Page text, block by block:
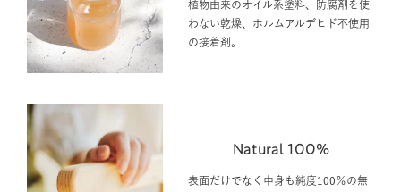
植物由来のオイル系塗料、防腐剤を使
わない乾燥、ホルムアルデヒド不使用
の接着剤。
Natural 100%
表面だけでなく中身も純度100％の無